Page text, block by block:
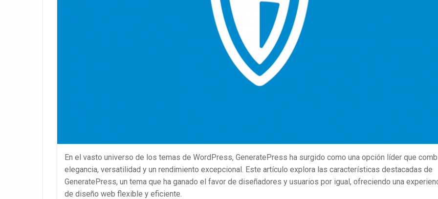
En el vasto universo de los temas de WordPress, GeneratePress ha surgido como una opción líder que
elegancia, versatilidad y un rendimiento excepcional. Este artículo explora las características destacadas de
GeneratePress, un tema que ha ganado el favor de diseñadores y usuarios por igual, ofreciendo una
de diseño web flexible y eficiente.